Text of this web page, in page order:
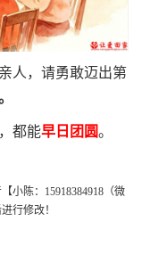
人，请勇敢迈出第
，都能早日团圆。
小陈： 15918384918（微
行修改！